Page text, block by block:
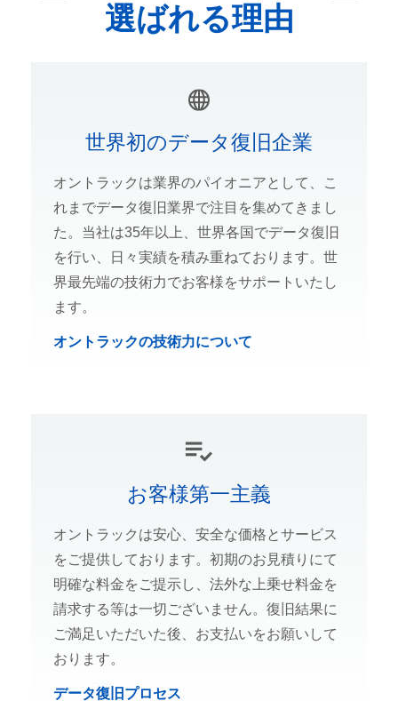
選ばれる理由
世界初のデータ復旧企業
オントラックは業界のパイオニアとして、こ
れまでデータ復旧業界で注目を集めてきまし
た。当社は35年以上、世界各国でデータ復旧
を行い、日々実績を積み重ねております。世
界最先端の技術力でお客様をサポートいたし
ます。
オントラックの技術力について
お客様第一主義
オントラックは安心、安全な価格とサービス
をご提供しております。初期のお見積りにて
明確な料金をご提示し、法外な上乗せ料金を
請求する等は一切ございません。復旧結果に
ご満足いただいた後、お支払いをお願いして
おります。
データ復旧プロセス